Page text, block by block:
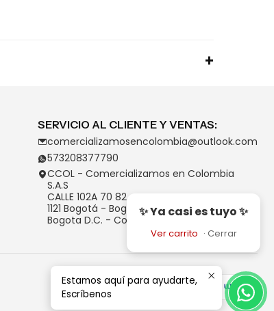
✨ Ya casi es tuyo ✨
Ver carrito · Cerrar
SERVICIO AL CLIENTE Y VENTAS:
comercializamosencolombia@outlook.com
573208377790
CCOL - Comercializamos en Colombia
S.A.S
CALLE 102A 70 82
1121 Bogotá - Bogotá D.C.
Bogota D.C. - Colombia
Estamos aquí para ayudarte,
Escríbenos